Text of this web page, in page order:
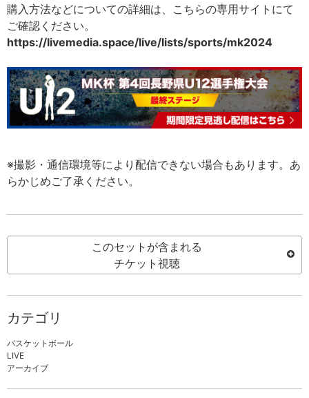
購入方法などについての詳細は、こちらの専用サイトにて
ご確認ください。
https://livemedia.space/live/lists/sports/mk2024
※撮影・通信環境等により配信できない場合もあります。あ
らかじめご了承ください。
このセットが含まれる
チケット視聴
カテゴリ
バスケットボール
LIVE
アーカイブ